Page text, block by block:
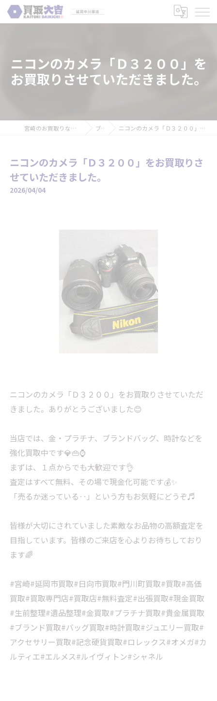
ニコンのカメラ「Ｄ３２００」を
お買取りさせていただきました。
宮崎のお買取りなら買取大吉 延岡中川原店 ブログ ニコンのカメラ「Ｄ３２００」をお買取りさせていただきました。
ニコンのカメラ「Ｄ３２００」をお買取りさ
せていただきました。
2026/04/04
ニコンのカメラ「Ｄ３２００」をお買取りさせていただ
きました。ありがとうございました😊
当店では、金・プラチナ、ブランドバッグ、時計などを
強化買取中です💎👜⌚
まずは、１点からでも大歓迎です👌
査定はすべて無料、その場で現金化可能です💰✨
「売るか迷っている‥」という方もお気軽にどうぞ♬
皆様が大切にされていました素敵なお品物の高額査定を
目指しています。皆様のご来店を心よりお待ちしており
ます🌈
#宮崎#延岡市買取#日向市買取#門川町買取#買取#高価
買取#買取専門店#買取店#無料査定#出張買取#現金買取
#生前整理#遺品整理#金買取#プラチナ買取#貴金属買取
#ブランド買取#バッグ買取#時計買取#ジュエリー買取#
アクセサリー買取#記念硬貨買取#ロレックス#オメガ#カ
ルティエ#エルメス#ルイヴィトン#シャネル